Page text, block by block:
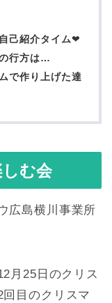
己紹介タイム❤
行方は…
で作り上げた達
む会
広島横川事業所
月25日のクリス
目のクリスマ